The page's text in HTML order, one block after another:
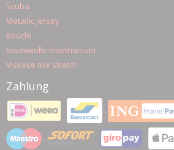
Scuba
Metallic jersey
Boucle
baumwolle elasthan uni
Viskose mix stretch
Zahlung